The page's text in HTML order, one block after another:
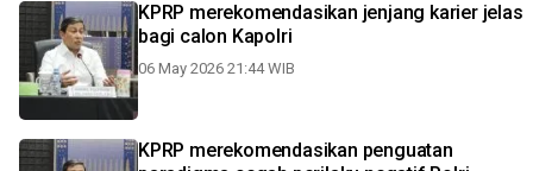
KPRP merekomendasikan jenjang karier jelas
bagi calon Kapolri
06 May 2026 21:44 WIB
KPRP merekomendasikan penguatan